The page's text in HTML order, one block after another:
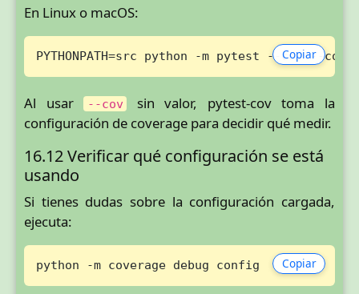
En Linux o macOS:
Copiar
PYTHONPATH=src python -m pytest --cov --
Al usar --cov
sin valor, pytest-cov toma la
configuración de coverage para decidir qué medir.
16.12 Verificar qué configuración se está
usando
Si tienes dudas sobre la configuración cargada,
ejecuta:
Copiar
python -m coverage debug config